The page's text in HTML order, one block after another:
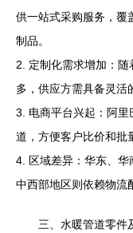
供一站式采购服务，覆
制品。
2. 定制化需求增加：
多，供应方需具备灵活
3. 电商平台兴起：阿
道，方便客户比价和批
4. 区域差异：华东、华
中西部地区则依赖物流
三、水暖管道零件